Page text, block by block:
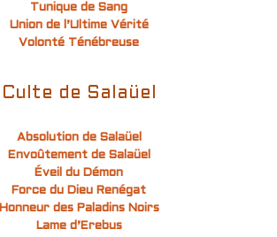
Tunique de Sang
Union de l’Ultime Vérité
Volonté Ténébreuse
Culte de Salaüel
Absolution de Salaüel
Envoûtement de Salaüel
Éveil du Démon
Force du Dieu Renégat
Honneur des Paladins Noirs
Lame d’Erebus